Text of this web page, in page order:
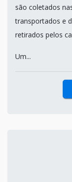
são coletados
transportados e
retirados pelos
Um...